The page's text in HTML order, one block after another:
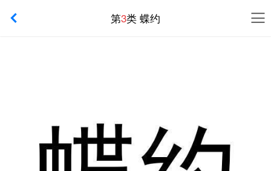
第3类 蝶约